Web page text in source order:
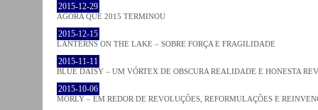
2015-12-29
AGORA QUE 2015 TERMINOU
2015-12-15
LANTERNS ON THE LAKE – SOBRE FORÇA E FRAGILIDADE
2015-11-11
BLUE DAISY – UM VÓRTEX DE OBSCURA REALIDADE E HONESTA
2015-10-06
MORLY – EM REDOR DE REVOLUÇÕES, REFORMULAÇÕES E